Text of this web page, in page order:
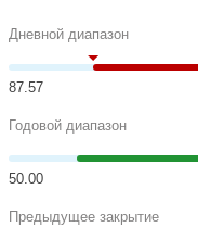
Дневной диапазон
87.57
Годовой диапазон
50.00
Предыдущее закрытие